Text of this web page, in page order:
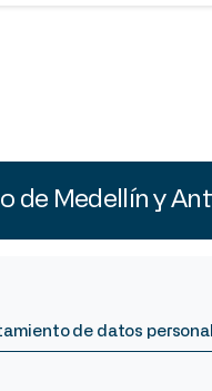
de Medellín y
de datos